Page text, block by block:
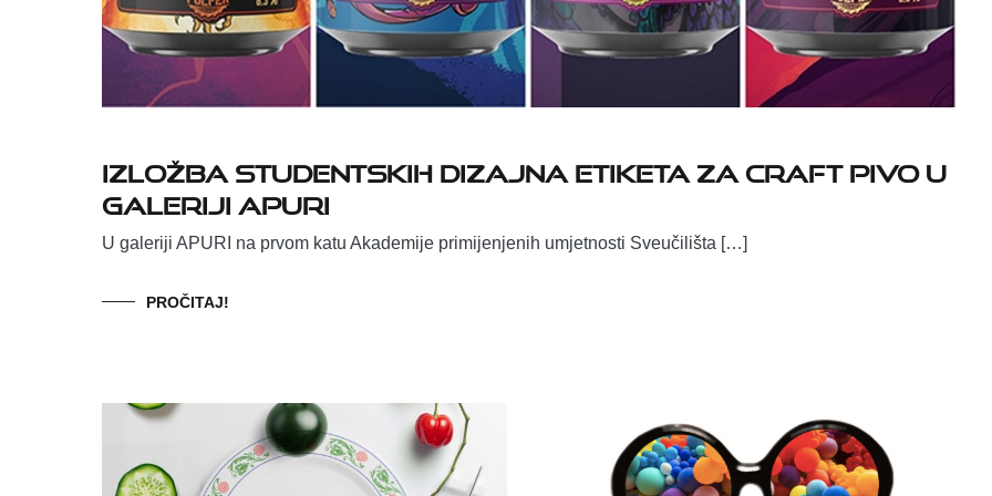
Izložba studentskih dizajna etiketa za craft pivo u
galeriji APURI
U galeriji APURI na prvom katu Akademije primijenjenih umjetnosti Sveučilišta […]
PROČITAJ!